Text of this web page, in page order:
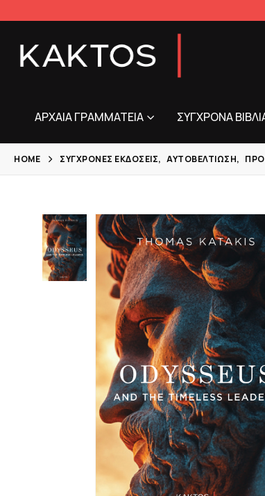
ΑΡΧΑΊΑ ΓΡΑΜΜΑΤΕΊΑ ΣΎΓΧΡΟΝΑ
HOME ΣΎΓΧΡΟΝΕΣ ΕΚΔΌΣΕΙΣ, ΑΥΤΟΒΕΛΤΊΩΣΗ,